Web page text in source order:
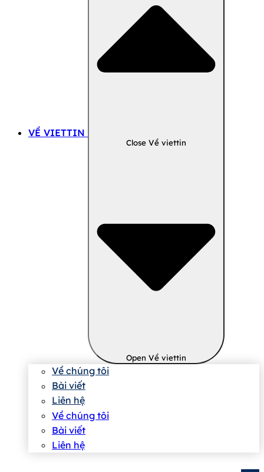
VỀ VIETTIN
Close Về viettin
Open Về viettin
Về chúng tôi
Bài viết
Liên hệ
Về chúng tôi
Bài viết
Liên hệ